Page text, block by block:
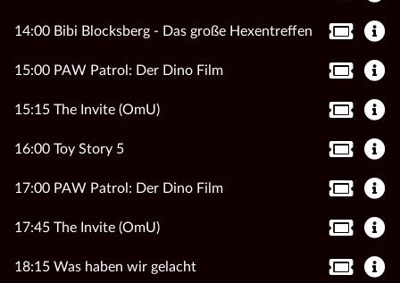
14:00 Bibi Blocksberg - Das große Hexentreffen
15:00 PAW Patrol: Der Dino Film
15:15 The Invite (OmU)
16:00 Toy Story 5
17:00 PAW Patrol: Der Dino Film
17:45 The Invite (OmU)
18:15 Was haben wir gelacht